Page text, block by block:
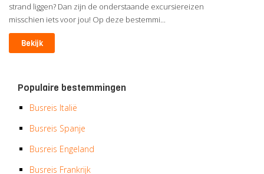
strand liggen? Dan zijn de onderstaande excursiereizen
misschien iets voor jou! Op deze bestemmi...
Bekijk
Populaire bestemmingen
Busreis Italië
Busreis Spanje
Busreis Engeland
Busreis Frankrijk